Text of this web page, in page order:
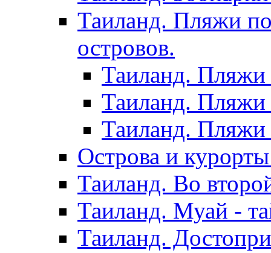
Таиланд. Пляжи
островов.
Таиланд. Пляжи
Таиланд.
Таиланд. Пляжи
Острова и
Таиланд. Во
Таиланд. Муай -
Таиланд.